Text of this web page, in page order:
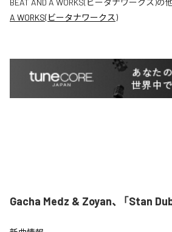
BEAT AND A WORKS(ビータナワークス)の
A WORKS(ビータナワークス)
Gacha Medz & Zoyan、「Stan